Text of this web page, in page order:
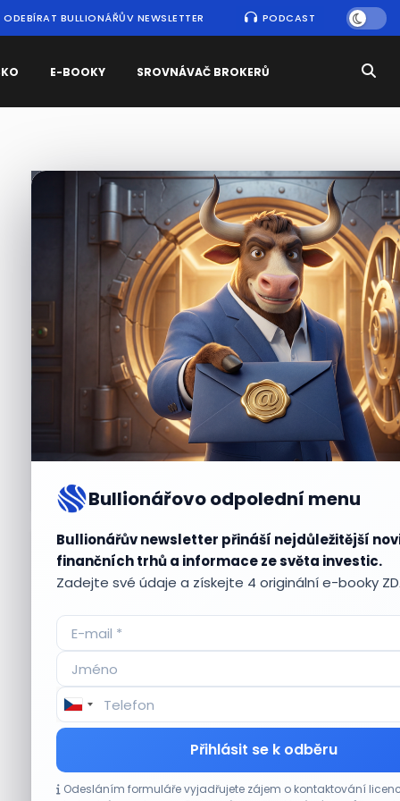
ODEBÍRAT BULLIONÁŘŮV NEWSLETTER PODCAST
E-BOOKY SROVNÁVAČ BROKERŮ
Bullionářovo odpolední menu
Bullionářův newsletter přináší nejdůležitější
finančních trhů a informace ze světa investic.
Zadejte své údaje a získejte 4 originální e-booky
Přihlásit se k odběru
Odesláním formuláře vyjadřujete zájem o kontaktování
Nejčtenějšízprávy
Aktuálnípříležitosti
Etsy překonala odhady tržeb, objem prodejů